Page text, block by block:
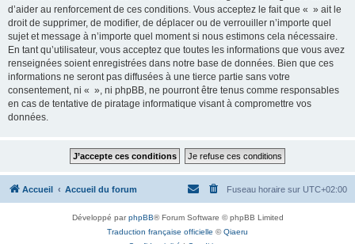
d’aider au renforcement de ces conditions. Vous acceptez le fait que « » ait le
droit de supprimer, de modifier, de déplacer ou de verrouiller n’importe quel
sujet et message à n’importe quel moment si nous estimons cela nécessaire.
En tant qu’utilisateur, vous acceptez que toutes les informations que vous avez
renseignées soient enregistrées dans notre base de données. Bien que ces
informations ne seront pas diffusées à une tierce partie sans votre
consentement, ni « », ni phpBB, ne pourront être tenus comme responsables
en cas de tentative de piratage informatique visant à compromettre vos
données.
Accueil Accueil du forum Fuseau horaire sur UTC+02:00
Développé parphpBB® Forum Software © phpBB Limited
Traduction française officielle ©Qiaeru